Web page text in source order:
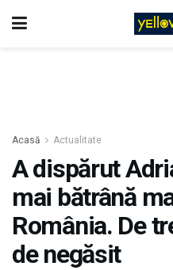
Acasă Actualitate
A dispărut
mai bătrână
România. De
de negăsit